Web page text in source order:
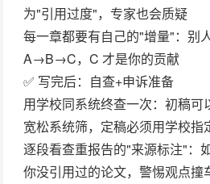
为"引用过度"，专家也会质疑
每一章都要有自己的"增量"：别
A→B→C，C 才是你的贡献
✅ 写完后：自查+申诉准备
用学校同系统终查一次：初稿可
宽松系统筛，定稿必须用学校指
逐段看查重报告的"来源标注"：
你没引用过的论文，警惕观点撞